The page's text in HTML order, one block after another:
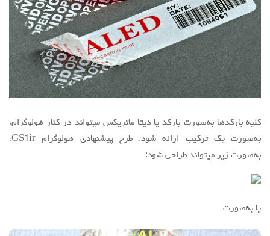
کلیه بارکدها به‌صورت بارکد یا دیتا ماتریکس میتواند در کنار هولوگرام،
به‌صورت یک ترکیب ارائه شود. طرح پیشنهادی هولوگرام GS1ir،
به‌صورت زیر میتواند طراحی شود:
یا به‌صورت